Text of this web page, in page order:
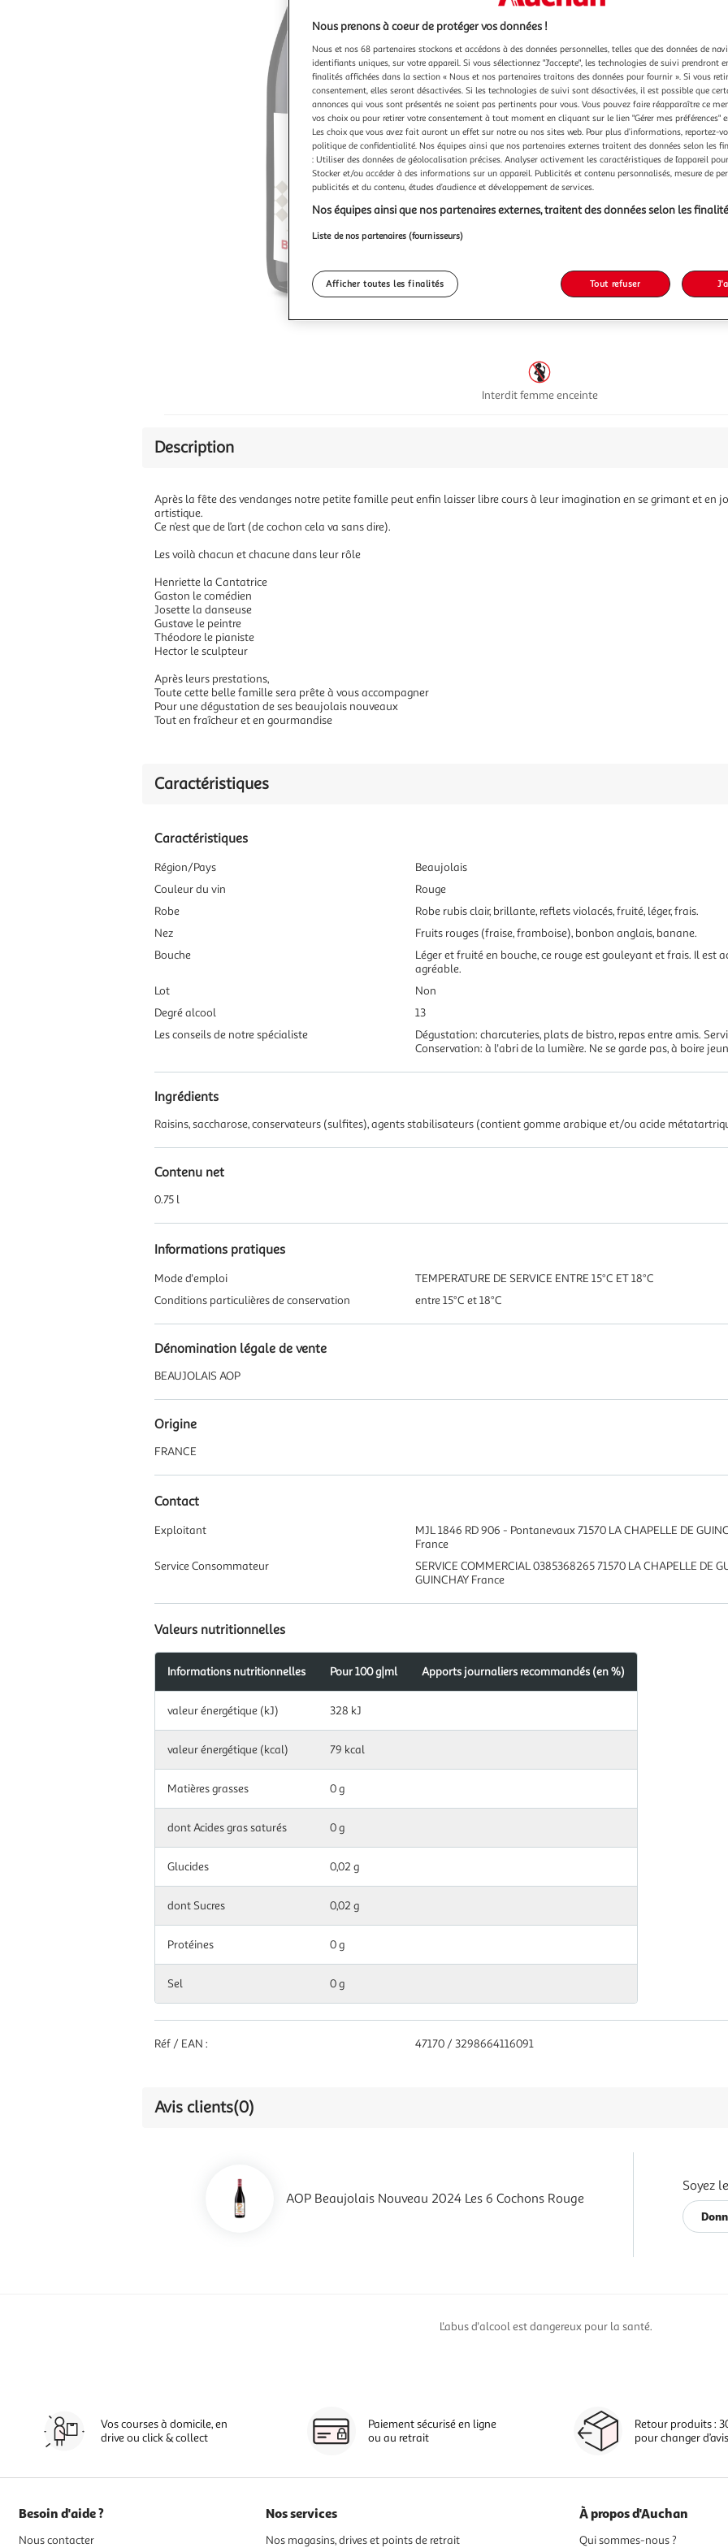
Interdit femme enceinte
Description
Après la fête des vendanges notre petite famille peut enfin laisser libre cours à leur imagination en se grimant et en
artistique.
Ce n’est que de l’art (de cochon cela va sans dire).
Les voilà chacun et chacune dans leur rôle
Henriette la Cantatrice
Gaston le comédien
Josette la danseuse
Gustave le peintre
Théodore le pianiste
Hector le sculpteur
Après leurs prestations,
Toute cette belle famille sera prête à vous accompagner
Pour une dégustation de ses beaujolais nouveaux
Tout en fraîcheur et en gourmandise
Caractéristiques
Caractéristiques
Région/Pays
Beaujolais
Couleur du vin
Rouge
Robe
Robe rubis clair, brillante, reflets violacés, fruité, léger, frais.
Nez
Fruits rouges (fraise, framboise), bonbon anglais, banane.
Bouche
Léger et fruité en bouche, ce rouge est gouleyant et frais. Il est
agréable.
Lot
Non
Degré alcool
13
Les conseils de notre spécialiste
Dégustation: charcuteries, plats de bistro, repas entre amis.
Conservation: à l'abri de la lumière. Ne se garde pas, à boire
Ingrédients
Raisins, saccharose, conservateurs (sulfites), agents stabilisateurs (contient gomme arabique et/ou acide
Contenu net
0.75 l
Informations pratiques
Mode d'emploi
TEMPERATURE DE SERVICE ENTRE 15°C ET 18°C
Conditions particulières de conservation
entre 15°C et 18°C
Dénomination légale de vente
BEAUJOLAIS AOP
Origine
FRANCE
Contact
Exploitant
MJL 1846 RD 906 ‑ Pontanevaux 71570 LA CHAPELLE DE
France
Service Consommateur
SERVICE COMMERCIAL 0385368265 71570 LA CHAPELLE DE
GUINCHAY France
Valeurs nutritionnelles
nutritionnelles
pour
g|ml
Informations nutritionnelles Pour 100 g|ml Apports journaliers recommandés (en %)
valeur énergétique (kJ) 328 kJ
valeur énergétique (kcal) 79 kcal
Matières grasses 0 g
dont Acides gras saturés 0 g
Glucides 0,02 g
dont Sucres 0,02 g
Protéines 0 g
Sel 0 g
Réf / EAN : 47170 / 3298664116091
Avis clients(0)
AOP Beaujolais Nouveau 2024 Les 6 Cochons Rouge
Soyez
L'abus d'alcool est dangereux pour la santé.
Vos courses à domicile, en
drive ou click & collect
Paiement sécurisé en ligne
ou au retrait
Retour produits :
pour changer
Besoin d'aide ?
Nous contacter
Nos services
Nos magasins, drives et points de retrait
À propos d'Auchan
Qui sommes-nous ?
Nous prenons à coeur de protéger vos données !
Nous et nos 68 partenaires stockons et accédons à des données personnelles, telles que des données de
identifiants uniques, sur votre appareil. Si vous sélectionnez "J'accepte", les technologies de suivi prendront
finalités affichées dans la section « Nous et nos partenaires traitons des données pour fournir ». Si vous
consentement, elles seront désactivées. Si les technologies de suivi sont désactivées, il est possible que
annonces qui vous sont présentés ne soient pas pertinents pour vous. Vous pouvez faire réapparaître ce
vos choix ou pour retirer votre consentement à tout moment en cliquant sur le lien "Gérer mes préférences"
Les choix que vous avez fait auront un effet sur notre ou nos sites web. Pour plus d’informations, reportez-
politique de confidentialité. Nos équipes ainsi que nos partenaires externes traitent des données selon les
: Utiliser des données de géolocalisation précises. Analyser activement les caractéristiques de l’appareil
Stocker et/ou accéder à des informations sur un appareil. Publicités et contenu personnalisés, mesure de
publicités et du contenu, études d’audience et développement de services.
Nos équipes ainsi que nos partenaires externes, traitent des données selon les
Liste de nos partenaires (fournisseurs)
Afficher toutes les finalités Tout refuser